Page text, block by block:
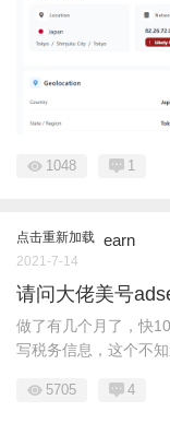
1048 1
点击重新加载 earn
2021-7-14
请问大佬美号
做了有几个月了，快
写税务信息，这个不
5705 4